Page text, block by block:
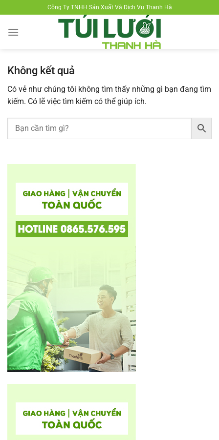
đến
nội
Công Ty TNHH Sản Xuất Và Dịch Vụ Thanh Hà
Không kết quả
Có vẻ như chúng tôi không tìm thấy những gì bạn đang tìm
kiếm. Có lẽ việc tìm kiếm có thể giúp ích.